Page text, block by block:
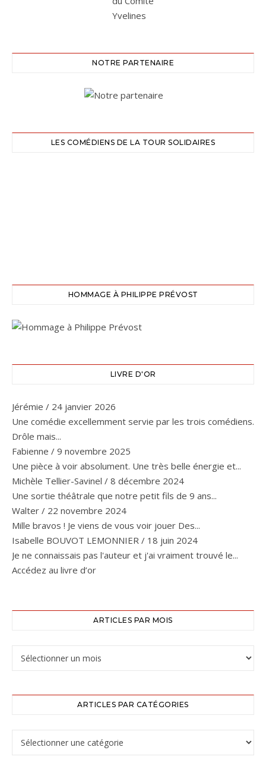
NOTRE PARTENAIRE
LES COMÉDIENS DE LA TOUR SOLIDAIRES
HOMMAGE À PHILIPPE PRÉVOST
LIVRE D'OR
Jérémie / 24 janvier 2026
Une comédie excellemment servie par les trois comédiens.
Drôle mais...
Fabienne / 9 novembre 2025
Une pièce à voir absolument. Une très belle énergie et...
Michèle Tellier-Savinel / 8 décembre 2024
Une sortie théâtrale que notre petit fils de 9 ans...
Walter / 22 novembre 2024
Mille bravos ! Je viens de vous voir jouer Des...
Isabelle BOUVOT LEMONNIER / 18 juin 2024
Je ne connaissais pas l'auteur et j'ai vraiment trouvé le...
Accédez au livre d’or
ARTICLES PAR MOIS
ARTICLES PAR CATÉGORIES